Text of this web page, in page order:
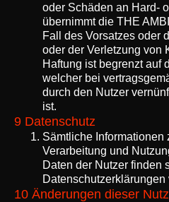
oder Schäden an Hard-
übernimmt die THE
Fall des Vorsatzes oder
oder der Verletzung von
Haftung ist begrenzt auf
welcher bei
durch den Nutzer
ist.
9 Datenschutz
Sämtliche Informationen
Verarbeitung und
Daten der Nutzer finden
Datenschutzerklärungen
10 Änderungen dieser